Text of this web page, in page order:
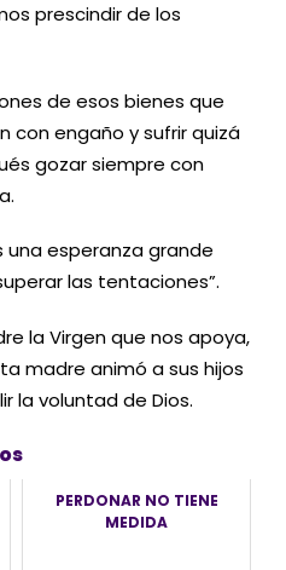
prescindir de los
de esos bienes que
con engaño y sufrir quizá
gozar siempre con
una esperanza grande
las tentaciones”.
la Virgen que nos apoya,
madre animó a sus hijos
la voluntad de Dios.
PERDONAR NO TIENE
MEDIDA